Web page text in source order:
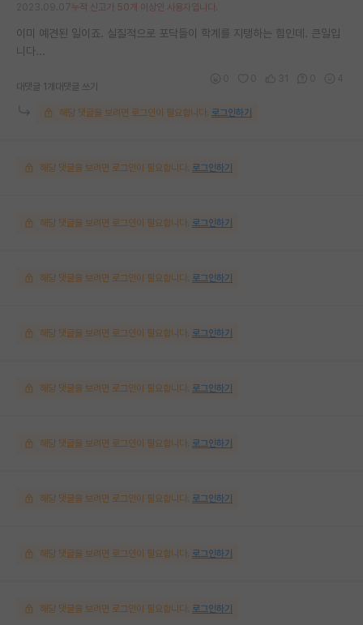
누적 신고가 50개 이상인 사용자입니다.
이미 예견된 일이죠. 실질적으로 포닥들이 학계를 지탱하는 힘인데. 큰일입
니다...
대댓글 1개 대댓글 쓰기
해당 댓글을 보려면 로그인이 필요합니다. 로그인하기
해당 댓글을 보려면 로그인이 필요합니다. 로그인하기
해당 댓글을 보려면 로그인이 필요합니다. 로그인하기
해당 댓글을 보려면 로그인이 필요합니다. 로그인하기
해당 댓글을 보려면 로그인이 필요합니다. 로그인하기
해당 댓글을 보려면 로그인이 필요합니다. 로그인하기
해당 댓글을 보려면 로그인이 필요합니다. 로그인하기
해당 댓글을 보려면 로그인이 필요합니다. 로그인하기
해당 댓글을 보려면 로그인이 필요합니다. 로그인하기
해당 댓글을 보려면 로그인이 필요합니다. 로그인하기